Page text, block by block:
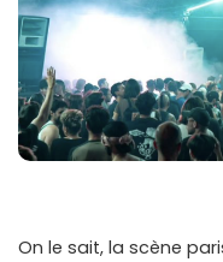
On le sait, la scène